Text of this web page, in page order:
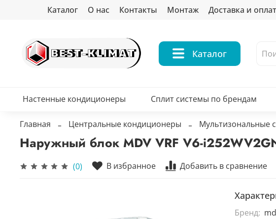
Каталог О нас Контакты Монтаж Доставка и
Каталог
Настенные кондиционеры Сплит системы по брендам
Главная Центральные кондиционеры Мультизональные
Наружный блок MDV VRF V6-
(0) В избранное Добавить в сравнение
Бренд: